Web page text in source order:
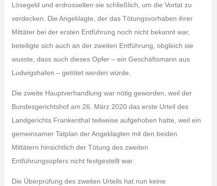
Lösegeld und erdrosselten sie schließlich, um die Vortat zu
verdecken. Die Angeklagte, der das Tötungsvorhaben ihrer
Mittäter bei der ersten Entführung noch nicht bekannt war,
beteiligte sich auch an der zweiten Entführung, obgleich sie
wusste, dass auch dieses Opfer – ein Geschäftsmann aus
Ludwigshafen – getötet werden würde.
Die zweite Hauptverhandlung war nötig geworden, weil der
Bundesgerichtshof am 26. März 2020 das erste Urteil des
Landgerichts Frankenthal teilweise aufgehoben hatte, weil ein
gemeinsamer Tatplan der Angeklagten mit den beiden
Mittätern hinsichtlich der Tötung des zweiten
Entführungsopfers nicht festgestellt war.
Die Überprüfung des zweiten Urteils hat nun keine